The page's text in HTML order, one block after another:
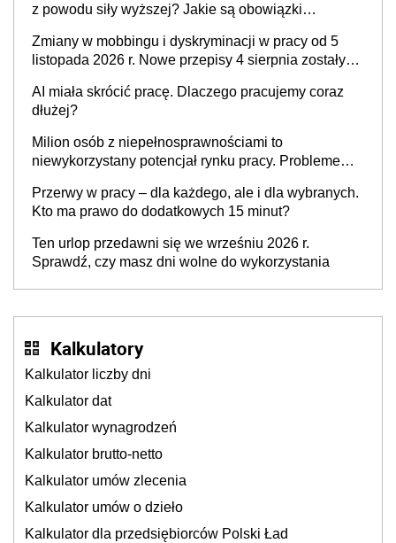
z powodu siły wyższej? Jakie są obowiązki
Zmiany w mobbingu i dyskryminacji w pracy od 5
listopada 2026 r. Nowe przepisy 4 sierpnia zostały
AI miała skrócić pracę. Dlaczego pracujemy coraz
dłużej?
Milion osób z niepełnosprawnościami to
niewykorzystany potencjał rynku pracy. Problemem
refundacji, ale bariery po stronie systemu i
świadomości pracodawców [WYWIAD]
Przerwy w pracy – dla każdego, ale i dla wybranych.
Kto ma prawo do dodatkowych 15 minut?
Ten urlop przedawni się we wrześniu 2026 r.
Sprawdź, czy masz dni wolne do wykorzystania
Kalkulatory
Kalkulator liczby dni
Kalkulator dat
Kalkulator wynagrodzeń
Kalkulator brutto-netto
Kalkulator umów zlecenia
Kalkulator umów o dzieło
Kalkulator dla przedsiębiorców Polski Ład